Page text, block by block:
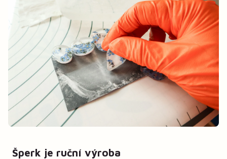
Šperk je ruční výroba